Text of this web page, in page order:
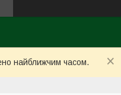
найближчим часом.